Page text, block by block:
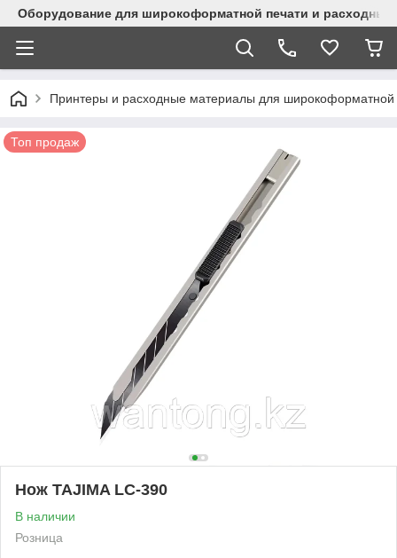
Оборудование для широкоформатной печати и
Принтеры и расходные материалы для широкоформатной
Топ продаж
Нож TAJIMA LC-390
В наличии
Розница